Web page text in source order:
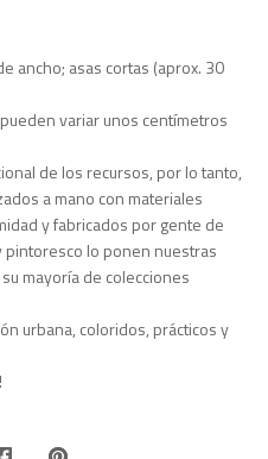
ancho; asas cortas (aprox. 30
variar unos centímetros
de los recursos, por lo tanto,
a mano con materiales
y fabricados por gente de
lo ponen nuestras
mayoría de colecciones
urbana, coloridos, prácticos y